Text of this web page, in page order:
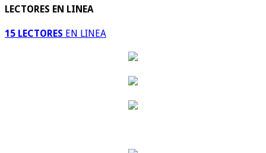
LECTORES EN LINEA
15 LECTORES EN LINEA